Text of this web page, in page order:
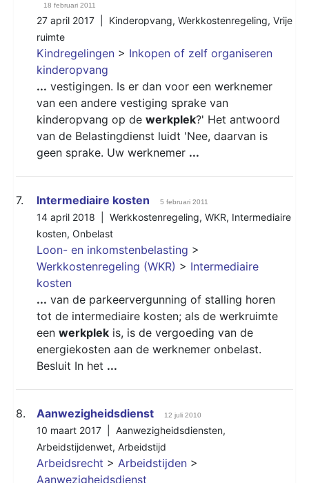
18 februari 2011
27 april 2017 | Kinderopvang, Werkkostenregeling, Vrije
ruimte
Kindregelingen > Inkopen of zelf organiseren
kinderopvang
... vestigingen. Is er dan voor een werknemer
van een andere vestiging sprake van
kinderopvang op de werkplek?' Het antwoord
van de Belastingdienst luidt 'Nee, daarvan is
geen sprake. Uw werknemer ...
7. Intermediaire kosten 5 februari 2011
14 april 2018 | Werkkostenregeling, WKR, Intermediaire
kosten, Onbelast
Loon- en inkomstenbelasting >
Werkkostenregeling (WKR) > Intermediaire
kosten
... van de parkeervergunning of stalling horen
tot de intermediaire kosten; als de werkruimte
een werkplek is, is de vergoeding van de
energiekosten aan de werknemer onbelast.
Besluit In het ...
8. Aanwezigheidsdienst 12 juli 2010
10 maart 2017 | Aanwezigheidsdiensten,
Arbeidstijdenwet, Arbeidstijd
Arbeidsrecht > Arbeidstijden >
Aanwezigheidsdienst